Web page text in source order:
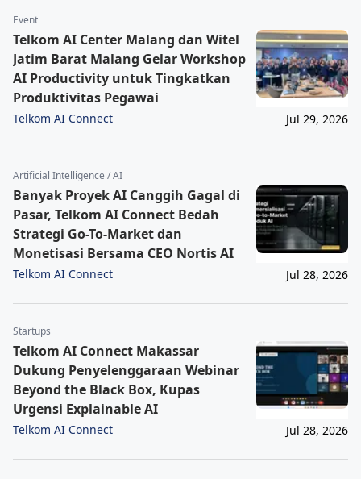
Event
Telkom AI Center Malang dan Witel
Jatim Barat Malang Gelar Workshop
AI Productivity untuk Tingkatkan
Produktivitas Pegawai
Telkom AI Connect Jul 29, 2026
Artificial Intelligence / AI
Banyak Proyek AI Canggih Gagal di
Pasar, Telkom AI Connect Bedah
Strategi Go-To-Market dan
Monetisasi Bersama CEO Nortis AI
Telkom AI Connect Jul 28, 2026
Startups
Telkom AI Connect Makassar
Dukung Penyelenggaraan Webinar
Beyond the Black Box, Kupas
Urgensi Explainable AI
Telkom AI Connect Jul 28, 2026